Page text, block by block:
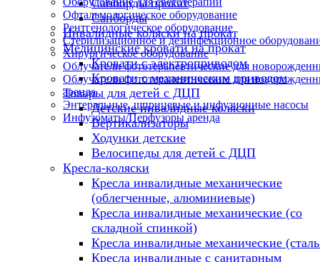
Офтальмологическое оборудование
Рентгенологическое оборудование
Стерилизационное и дезинфекционное
Хирургическое оборудование
Облучатели фототерапевтические для
Облучатели фототерапевтические для
аренда
Энтеральные, шприцевые и инфузионные насосы
Инфузоматы/Перфузоры аренда
Сапборды прокат
Сапборды
Инвалидные коляски на прокат
Медицинские кровати на прокат
Кровати с электроприводом
Кровати с механическим приводом
Товары для детей с ДЦП
Детские инвалидные коляски
Вертикализаторы
Ходунки детские
Велосипеды для детей с ДЦП
Кресла-коляски
Кресла инвалидные механические
(облегченные, алюминиевые)
Кресла инвалидные механические (со
складной спинкой)
Кресла инвалидные механические
Кресла инвалидные с санитарным